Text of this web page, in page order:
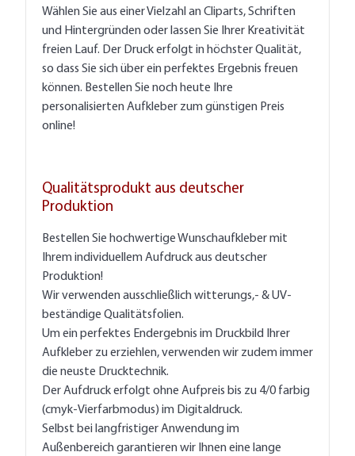
Wählen Sie aus einer Vielzahl an Cliparts, Schriften
und Hintergründen oder lassen Sie Ihrer Kreativität
freien Lauf. Der Druck erfolgt in höchster Qualität,
so dass Sie sich über ein perfektes Ergebnis freuen
können. Bestellen Sie noch heute Ihre
personalisierten Aufkleber zum günstigen Preis
online!
Qualitätsprodukt aus deutscher
Produktion
Bestellen Sie hochwertige Wunschaufkleber mit
Ihrem individuellem Aufdruck aus deutscher
Produktion!
Wir verwenden ausschließlich witterungs,- & UV-
beständige Qualitätsfolien.
Um ein perfektes Endergebnis im Druckbild Ihrer
Aufkleber zu erziehlen, verwenden wir zudem immer
die neuste Drucktechnik.
Der Aufdruck erfolgt ohne Aufpreis bis zu 4/0 farbig
(cmyk-Vierfarbmodus) im Digitaldruck.
Selbst bei langfristiger Anwendung im
Außenbereich garantieren wir Ihnen eine lange